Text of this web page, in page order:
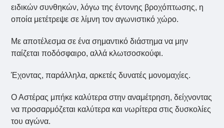
ειδικών συνθηκών, λόγω της έντονης βροχόπτωσης, η
οποία μετέτρεψε σε λίμνη τον αγωνιστικό χώρο.
Με αποτέλεσμα σε ένα σημαντικό διάστημα να μην
παίζεται ποδόσφαιρο, αλλά κλωτσοσκούφι.
Έχοντας, παράλληλα, αρκετές δυνατές μονομαχίες.
Ο Αστέρας μπήκε καλύτερα στην αναμέτρηση, δείχνοντας
να προσαρμόζεται καλύτερα και νωρίτερα στις δυσκολίες
του αγώνα.